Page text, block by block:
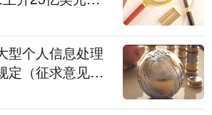
型个人信息处理
定（征求意见